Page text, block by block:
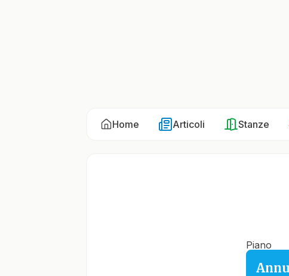
Home Articoli Stanze
Piano